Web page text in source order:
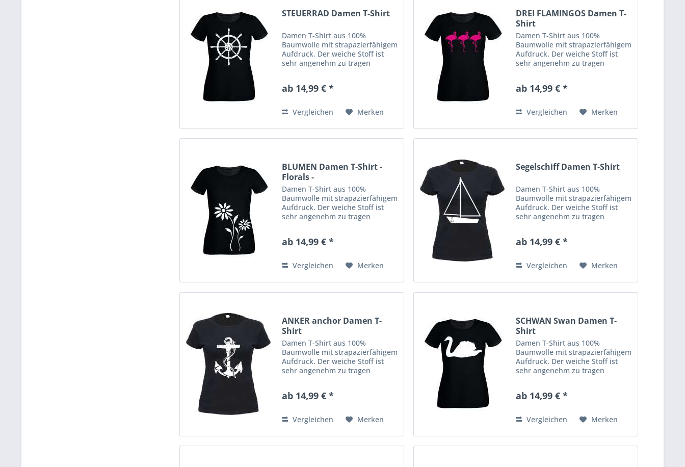
STEUERRAD Damen T-Shirt
Damen T-Shirt aus 100%
Baumwolle mit strapazierfähigem
Aufdruck. Der weiche Stoff ist
sehr angenehm zu tragen
Passform mit
hat es Doppelnähte an...
ab 14,99 € *
Vergleichen Merken
DREI FLAMINGOS Damen T-
Shirt
Damen T-Shirt aus 100%
Baumwolle mit strapazierfähigem
Aufdruck. Der weiche Stoff ist
sehr angenehm zu tragen
Passform mit
hat es Doppelnähte an...
ab 14,99 € *
Vergleichen Merken
BLUMEN Damen T-Shirt -
Florals -
Damen T-Shirt aus 100%
Baumwolle mit strapazierfähigem
Aufdruck. Der weiche Stoff ist
sehr angenehm zu tragen
Passform mit
hat es Doppelnähte an...
ab 14,99 € *
Vergleichen Merken
Segelschiff Damen T-Shirt
Damen T-Shirt aus 100%
Baumwolle mit strapazierfähigem
Aufdruck. Der weiche Stoff ist
sehr angenehm zu tragen
Passform mit
hat es Doppelnähte an...
ab 14,99 € *
Vergleichen Merken
ANKER anchor Damen T-
Shirt
Damen T-Shirt aus 100%
Baumwolle mit strapazierfähigem
Aufdruck. Der weiche Stoff ist
sehr angenehm zu tragen
Passform mit
hat es Doppelnähte an...
ab 14,99 € *
Vergleichen Merken
SCHWAN Swan Damen T-
Shirt
Damen T-Shirt aus 100%
Baumwolle mit strapazierfähigem
Aufdruck. Der weiche Stoff ist
sehr angenehm zu tragen
Passform mit
hat es Doppelnähte an...
ab 14,99 € *
Vergleichen Merken